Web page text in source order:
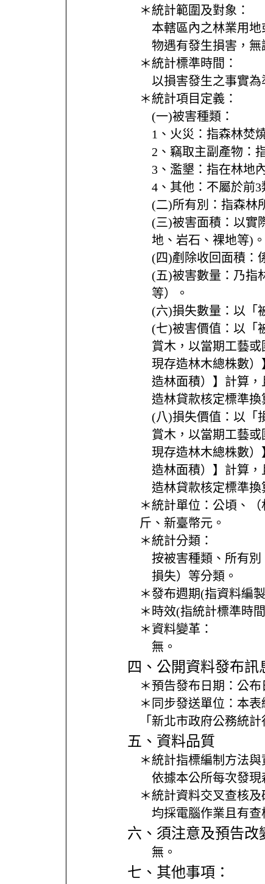
＊統計範圍及對象：
本轄區內之林業用
物遇有發生損害，無
＊統計標準時間：
以損害發生之事實為
＊統計項目定義：
(一)被害種類：
1、火災：指森林焚
2、竊取主副產物：
3、濫墾：指在林地
4、其他：不屬於前
(二)所有別：指森林
(三)被害面積：以實
地、岩石、裸地等)。
(四)剷除收回面積：
(五)被害數量：乃指
等）。
(六)損失數量：以「
(七)被害價值：以「
賞木，以當期工藝
現存造林木總株數
造林面積）】計算
造林貸款核定標準換
(八)損失價值：以「
賞木，以當期工藝
現存造林木總株數
造林面積）】計算
造林貸款核定標準換
＊統計單位： 公頃、
斤、新臺幣元。
＊統計分類：
按被害種類、所有
損失）等分類。
＊發布週期(指資料編
＊時效(指統計標準時
＊資料變革：
無。
四、公開資料發布訊
＊預告發布日期： 公布
＊同步發送單位： 本表
「新北市政府公務統
五、資料品質
＊統計指標編制方法與
依據本公所每次發現
＊統計資料交叉查核
均採電腦作業且有查
六、須注意及預告改
無。
七、其他事項：